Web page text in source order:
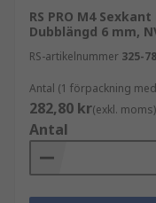
RS PRO M4
Dubblängd 6 mm,
RS-artikelnummer 325-
Antal (1 förpackning
282,80 kr(exkl. moms)
Antal